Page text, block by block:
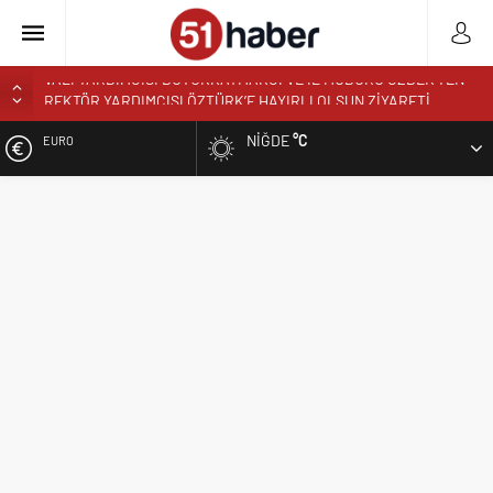
REKTÖR PROF. DR. HASAN USLU ÜNİVERSİTENİN BAŞARILARINI
BOR’A YAKIŞMAYAN GÖRÜNTÜ ÜSTÜN PARK’TAKİ MUŞAMBA
EURO NIĞDE°C